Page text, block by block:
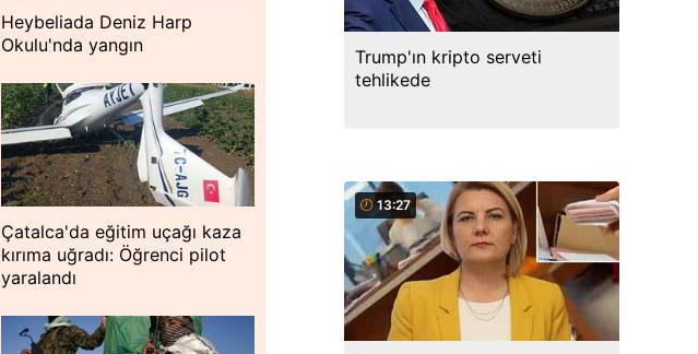
Heybeliada Deniz Harp
Okulu'nda yangın
Çatalca'da eğitim uçağı kaza
kırıma uğradı: Öğrenci pilot
yaralandı
Trump'ın kripto serveti
tehlikede
13:27